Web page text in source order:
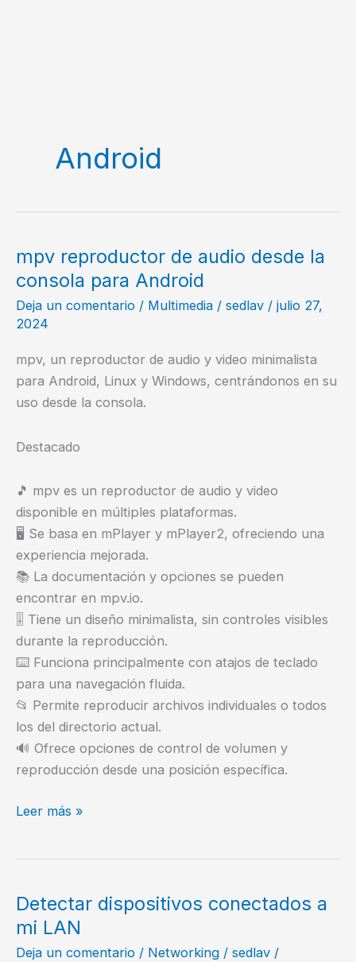
Android
mpv reproductor de audio desde la
consola para Android
Deja un comentario / Multimedia / sedlav / julio 27,
2024
mpv, un reproductor de audio y video minimalista
para Android, Linux y Windows, centrándonos en su
uso desde la consola.
Destacado
🎵 mpv es un reproductor de audio y video
disponible en múltiples plataformas.
🖥️ Se basa en mPlayer y mPlayer2, ofreciendo una
experiencia mejorada.
📚 La documentación y opciones se pueden
encontrar en mpv.io.
🎚️ Tiene un diseño minimalista, sin controles visibles
durante la reproducción.
⌨️ Funciona principalmente con atajos de teclado
para una navegación fluida.
📂 Permite reproducir archivos individuales o todos
los del directorio actual.
🔊 Ofrece opciones de control de volumen y
reproducción desde una posición específica.
mpv
desde
consola
Leer más »
Detectar dispositivos conectados a
mi LAN
Deja un comentario / Networking / sedlav /